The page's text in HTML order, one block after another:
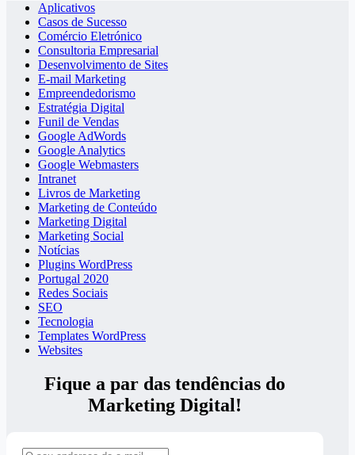
Aplicativos
Casos de Sucesso
Comércio Eletrónico
Consultoria Empresarial
Desenvolvimento de Sites
E-mail Marketing
Empreendedorismo
Estratégia Digital
Funil de Vendas
Google AdWords
Google Analytics
Google Webmasters
Intranet
Livros de Marketing
Marketing de Conteúdo
Marketing Digital
Marketing Social
Notícias
Plugins WordPress
Portugal 2020
Redes Sociais
SEO
Tecnologia
Templates WordPress
Websites
Fique a par das tendências do
Marketing Digital!